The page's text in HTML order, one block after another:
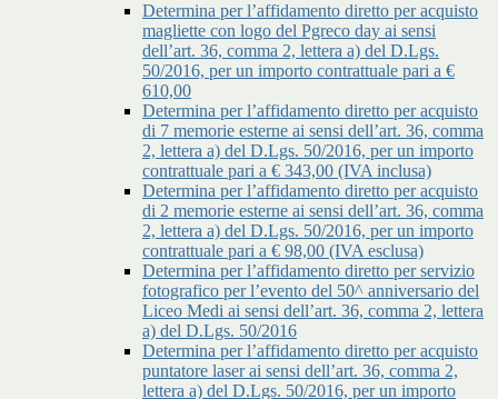
Determina per l’affidamento diretto per acquisto
magliette con logo del Pgreco day ai sensi
dell’art. 36, comma 2, lettera a) del D.Lgs.
50/2016, per un importo contrattuale pari a €
610,00
Determina per l’affidamento diretto per acquisto
di 7 memorie esterne ai sensi dell’art. 36, comma
2, lettera a) del D.Lgs. 50/2016, per un importo
contrattuale pari a € 343,00 (IVA inclusa)
Determina per l’affidamento diretto per acquisto
di 2 memorie esterne ai sensi dell’art. 36, comma
2, lettera a) del D.Lgs. 50/2016, per un importo
contrattuale pari a € 98,00 (IVA esclusa)
Determina per l’affidamento diretto per servizio
fotografico per l’evento del 50^ anniversario del
Liceo Medi ai sensi dell’art. 36, comma 2, lettera
a) del D.Lgs. 50/2016
Determina per l’affidamento diretto per acquisto
puntatore laser ai sensi dell’art. 36, comma 2,
lettera a) del D.Lgs. 50/2016, per un importo